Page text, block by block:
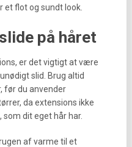
et flot og sundt look.
på håret
er det vigtigt at være
slid. Brug altid
før du anvender
da extensions ikke
dit eget hår har.
af varme til et